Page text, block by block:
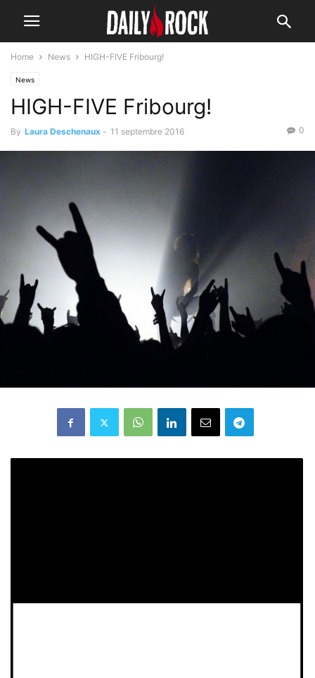
Home News HIGH-FIVE Fribourg!
News
HIGH-FIVE Fribourg!
By Laura Deschenaux - 11 septembre 2016 0